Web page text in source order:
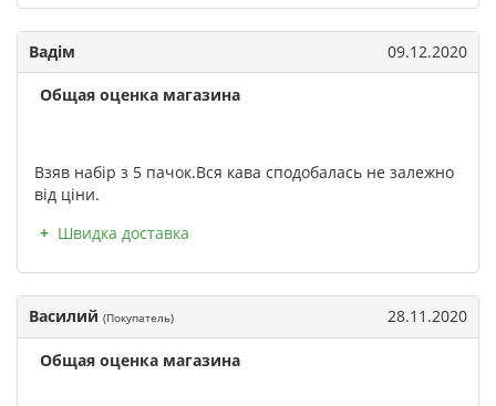
Вадім 09.12.2020
Общая оценка магазина
Взяв набір з 5 пачок.Вся кава сподобалась не залежно
від ціни.
Швидка доставка
Василий (Покупатель) 28.11.2020
Общая оценка магазина